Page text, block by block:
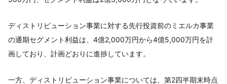
ディストリビューション事業に対する先行投資前のミエルカ事業
の通期セグメント利益は、4億2,000万円から4億5,000万円を計
画しており、計画どおりに進捗しています。
一方、ディストリビューション事業については、第2四半期末時点